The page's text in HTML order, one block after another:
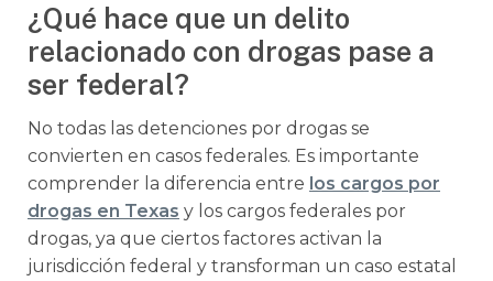
¿Qué hace que un delito
relacionado con drogas pase a
ser federal?
No todas las detenciones por drogas se
convierten en casos federales. Es importante
comprender la diferencia entre los cargos por
drogas en Texas y los cargos federales por
drogas, ya que ciertos factores activan la
jurisdicción federal y transforman un caso estatal